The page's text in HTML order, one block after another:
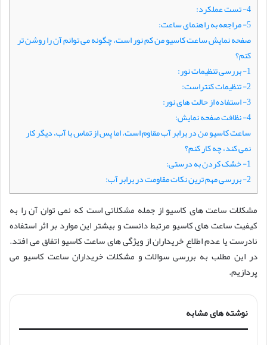
4- تست عملکرد:
5- مراجعه به راهنمای ساعت:
صفحه نمایش ساعت کاسیو من کم نور است، چگونه می‌ توانم آن را روشن ‌تر
کنم؟
1- بررسی تنظیمات نور:
2- تنظیمات کنتراست:
3- استفاده از حالت ‌های نور:
4- نظافت صفحه نمایش:
ساعت کاسیو من در برابر آب مقاوم است، اما پس از تماس با آب، دیگر کار
نمی‌ کند، چه کار کنم؟
1- خشک کردن به درستی:
2- بررسی مهم‌ ترین نکات مقاومت در برابر آب:
مشکلات ساعت های کاسیو از جمله مشکلاتی است که نمی توان آن را به
کیفیت ساعت های کاسیو مرتبط دانست و بیشتر این موارد بر اثر استفاده
نادرست یا عدم اطلاع خریداران از ویژگی های ساعت کاسیو اتفاق می افتد.
در این مطلب به بررسی سوالات و مشکلات خریداران ساعت کاسیو می
پردازیم.
نوشته های مشابه